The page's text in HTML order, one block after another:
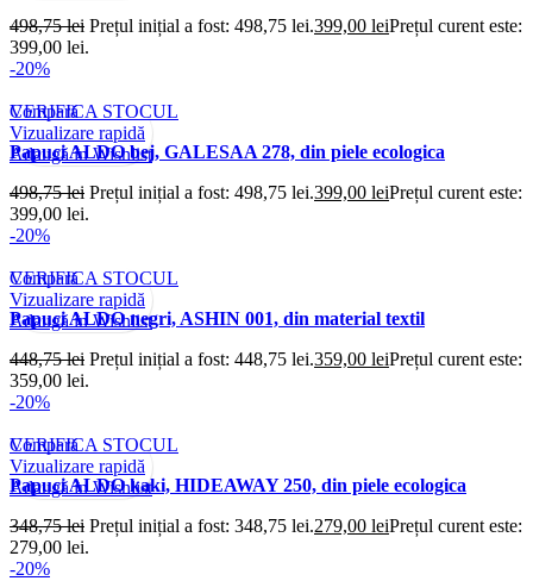
498,75lei Prețul inițial a fost: 498,75 lei.399,00 leiPrețul curent este:
399,00 lei.
-20%
Compară
Vizualizare rapidă
Adaugă în Wishlist
VERIFICA STOCUL
Papuci ALDO bej, GALESAA 278, din piele ecologica
498,75lei Prețul inițial a fost: 498,75 lei.399,00 leiPrețul curent este:
399,00 lei.
-20%
Compară
Vizualizare rapidă
Adaugă în Wishlist
VERIFICA STOCUL
Papuci ALDO negri, ASHIN 001, din material textil
448,75lei Prețul inițial a fost: 448,75 lei.359,00 leiPrețul curent este:
359,00 lei.
-20%
Compară
Vizualizare rapidă
Adaugă în Wishlist
VERIFICA STOCUL
Papuci ALDO kaki, HIDEAWAY 250, din piele ecologica
348,75lei Prețul inițial a fost: 348,75 lei.279,00 leiPrețul curent este:
279,00 lei.
-20%